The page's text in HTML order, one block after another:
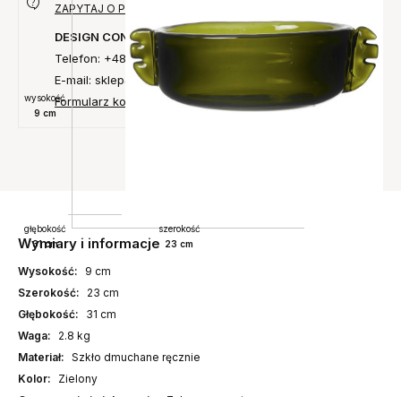
ZAPYTAJ O PRODUKT
DESIGN CONCEPT
Telefon: +48 735 027 014
E-mail: sklep@designconcept.pl
Formularz kontaktowy
Wymiary i informacje
wysokość
9 cm
szerokość
23 cm
głębokość
31 cm
Wysokość:
9 cm
Szerokość:
23 cm
Głębokość:
31 cm
Waga:
2.8 kg
Materiał: Szkło dmuchane ręcznie
Kolor:
Zielony